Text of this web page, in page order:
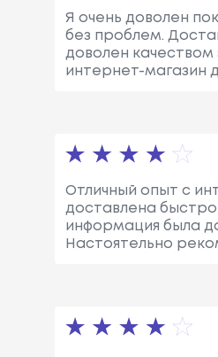
Я очень доволен
без проблем.
доволен
интернет-магазин
Отличный опыт с
доставлена
информация была
Настоятельно